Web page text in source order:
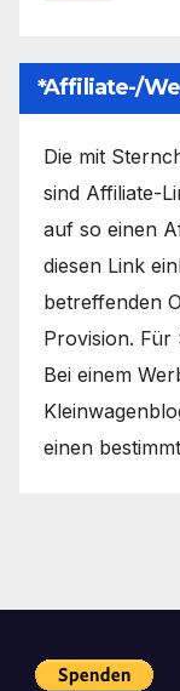
*Affiliate-/
Die mit
sind Affiliate-
auf so einen
diesen Link
betreffenden
Provision. Für
Bei einem
einen